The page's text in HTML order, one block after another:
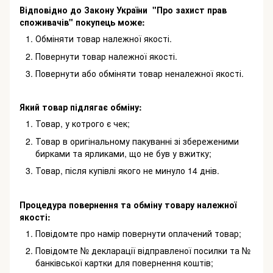
Відповідно до Закону України "Про захист прав
споживачів" покупець може:
Обміняти товар належної якості.
Повернути товар належної якості.
Повернути або обміняти товар неналежної якості.
Який товар підлягає обміну:
Товар, у котрого є чек;
Товар в оригінальному пакуванні зі збереженими
бирками та ярликами, що не був у вжитку;
Товар, після купівлі якого не минуло 14 днів.
Процедура повернення та обміну товару належної
якості:
Повідомте про намір повернути оплачений товар;
Повідомте № декларації відправленої посилки та №
банківської картки для повернення коштів;